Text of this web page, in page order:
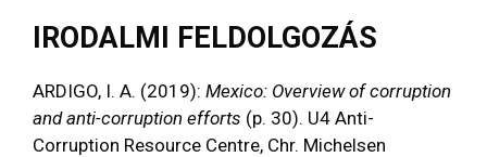
IRODALMI FELDOLGOZÁS
ARDIGO, I. A. (2019): Mexico: Overview of corruption
and anti-corruption efforts (p. 30). U4 Anti-
Corruption Resource Centre, Chr. Michelsen